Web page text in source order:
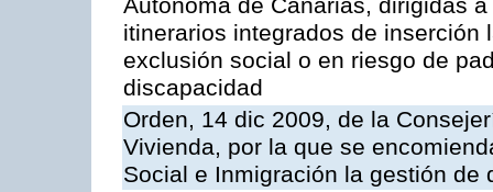
Autónoma de Canarias, dirigidas
itinerarios integrados de
exclusión social o en riesgo de
discapacidad
Orden, 14 dic 2009, de la
Vivienda, por la que se
Social e Inmigración la gestión de